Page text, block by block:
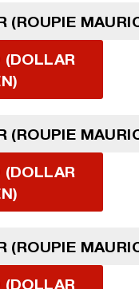
(ROUPIE
(DOLLAR
(ROUPIE
(DOLLAR
(ROUPIE
(DOLLAR